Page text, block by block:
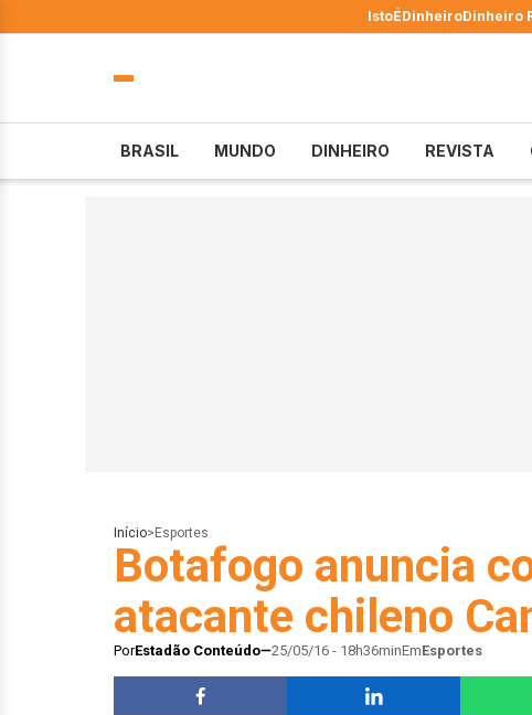
IstoÉDinheiroDinheiro
BRASIL MUNDO DINHEIRO REVISTA
Início> Esportes
Botafogo anuncia
atacante chileno
PorEstadão Conteúdo 25/05/16 - 18h36minEmEsportes